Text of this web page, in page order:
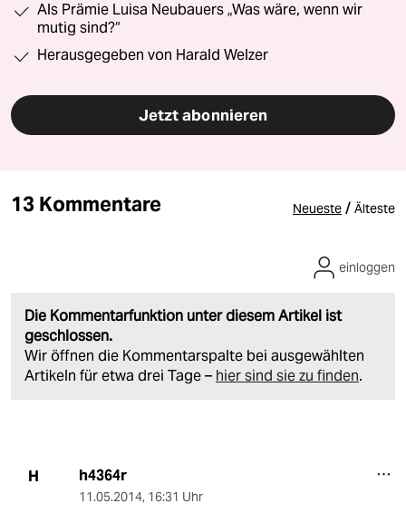
Als Prämie Luisa Neubauers „Was wäre, wenn wir
mutig sind?“
Herausgegeben von Harald Welzer
Jetzt abonnieren
13 Kommentare Neueste / Älteste
Die Kommentarfunktion unter diesem Artikel ist
geschlossen.
Wir öffnen die Kommentarspalte bei ausgewählten
Artikeln für etwa drei Tage – hier sind sie zu finden.
einloggen
H h4364r
11.05.2014, 16:31 Uhr